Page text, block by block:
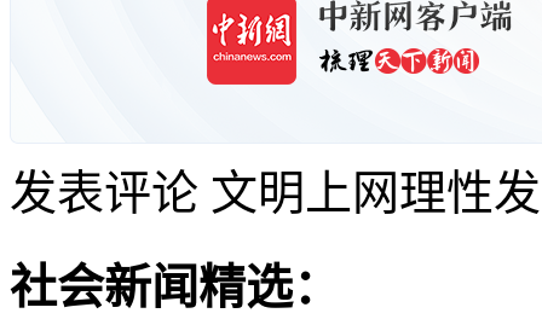
发表评论 文明上网理性
社会新闻精选：